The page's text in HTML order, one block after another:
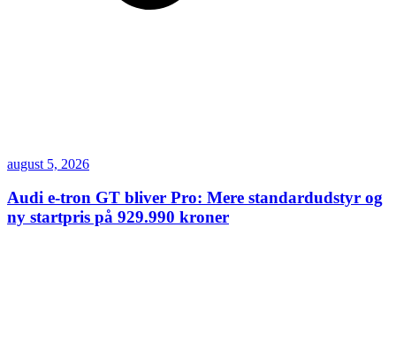
august 5, 2026
Audi e-tron GT bliver Pro: Mere standardudstyr og
ny startpris på 929.990 kroner